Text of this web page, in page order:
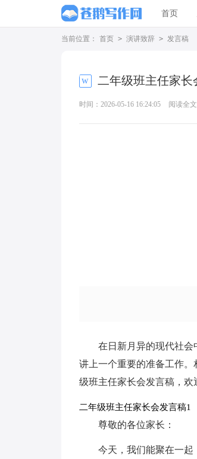
首页
当前位置： 首页 > 演讲致辞 > 发言稿
二年级班主任家长
时间：2026-05-16 16:24:05 阅读全文
在日新月异的现代社
讲上一个重要的准备工作
级班主任家长会发言稿，欢
二年级班主任家长会发言稿1
尊敬的各位家长：
今天，我们能聚在一